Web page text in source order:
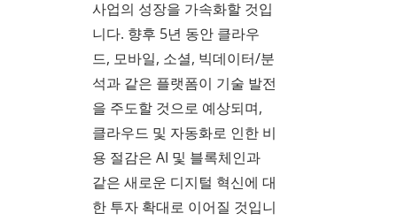
사업의 성장을 가속화할 것입
니다. 향후 5년 동안 클라우
드, 모바일, 소셜, 빅데이터/분
석과 같은 플랫폼이 기술 발전
을 주도할 것으로 예상되며,
클라우드 및 자동화로 인한 비
용 절감은 AI 및 블록체인과
같은 새로운 디지털 혁신에 대
한 투자 확대로 이어질 것입니